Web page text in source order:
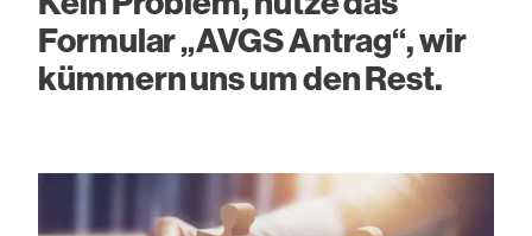
Formular „AVGS Antrag“, wir
kümmern uns um den Rest.